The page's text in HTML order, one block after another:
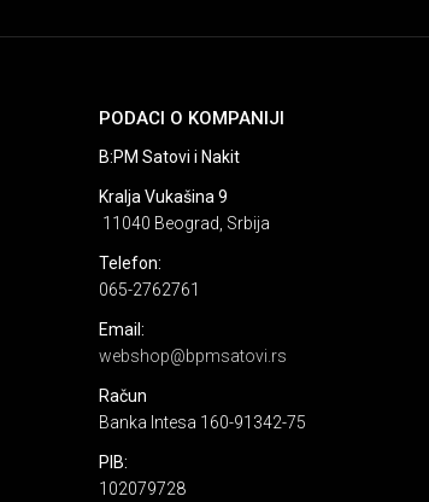
PODACI O KOMPANIJI
B:PM Satovi i Nakit
Kralja Vukašina 9
11040 Beograd, Srbija
Telefon:
065-2762761
Email:
webshop@bpmsatovi.rs
Račun
Banka Intesa 160-91342-75
PIB:
102079728